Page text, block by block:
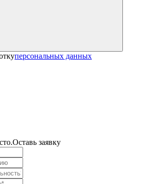
персональных данных
Оставь заявку